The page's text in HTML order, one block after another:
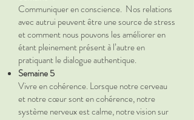
Communiquer en conscience. Nos relations
avec autrui peuvent être une source de stress
et comment nous pouvons les améliorer en
étant pleinement présent à l’autre en
pratiquant le dialogue authentique.
Semaine 5
Vivre en cohérence. Lorsque notre cerveau
et notre cœur sont en cohérence, notre
système nerveux est calme, notre vision sur